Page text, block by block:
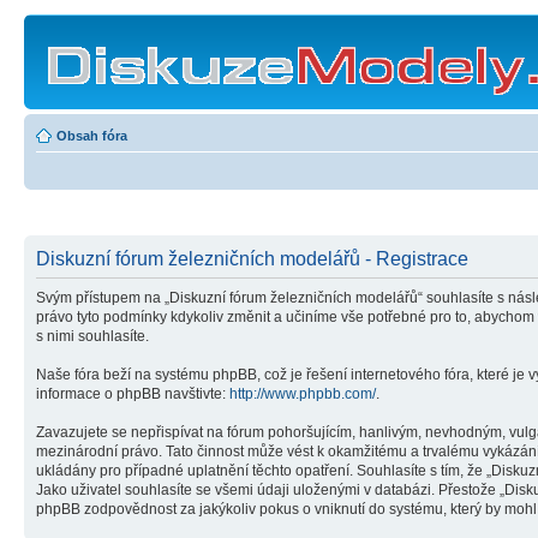
Obsah fóra
Diskuzní fórum železničních modelářů - Registrace
Svým přístupem na „Diskuzní fórum železničních modelářů“ souhlasíte s
právo tyto podmínky kdykoliv změnit a učiníme vše potřebné pro to,
s nimi souhlasíte.
Naše fóra beží na systému phpBB, což je řešení internetového fóra, které je
informace o phpBB navštivte: http://www.phpbb.com/.
Zavazujete se nepřispívat na fórum pohoršujícím, hanlivým, nevhodným,
mezinárodní právo. Tato činnost může vést k okamžitému a trvalému
ukládány pro případné uplatnění těchto opatření. Souhlasíte s tím, že
Jako uživatel souhlasíte se všemi údaji uloženými v databázi. Přestože
phpBB zodpovědnost za jakýkoliv pokus o vniknutí do systému, který by